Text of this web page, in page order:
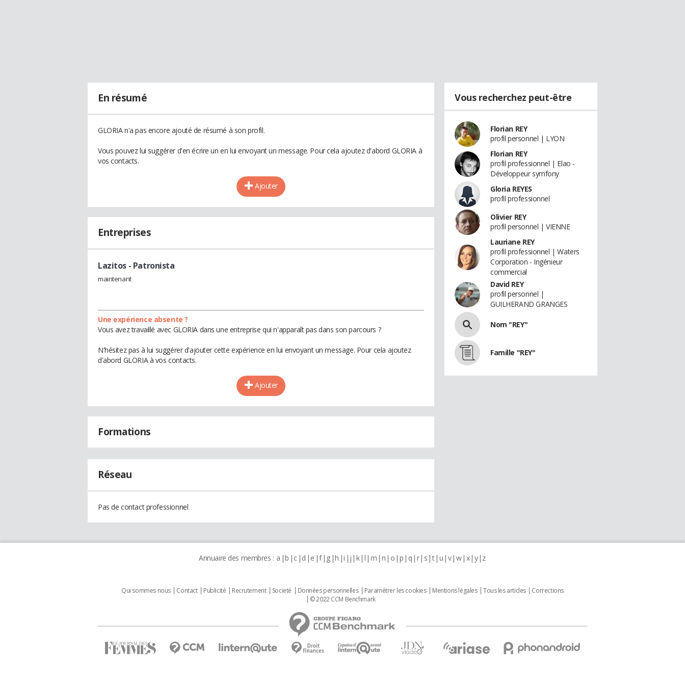
En résumé
GLORIA n'a pas encore ajouté de résumé à son profil.
Vous pouvez lui suggérer d'en écrire un en lui envoyant un message. Pour cela ajoutez d'abord GLORIA à
vos contacts.
Ajouter
Entreprises
Lazitos - Patronista
maintenant
Une expérience absente ?
Vous avez travaillé avec GLORIA dans une entreprise qui n'apparaît pas dans son parcours ?
N'hésitez pas à lui suggérer d'ajouter cette expérience en lui envoyant un message. Pour cela ajoutez
d'abord GLORIA à vos contacts.
Ajouter
Formations
Réseau
Pas de contact professionnel
Vous recherchez peut-être
Florian REY
profil personnel | LYON
Florian REY
profil professionnel | Elao -
Développeur symfony
Gloria REYES
profil professionnel
Olivier REY
profil personnel | VIENNE
Lauriane REY
profil professionnel | Waters
Corporation - Ingénieur
commercial
David REY
profil personnel |
GUILHERAND GRANGES
Nom "REY"
Famille "REY"
Annuaire des membres : a b c d e f g h i j k l m n o p q r s t u v w x y z
Qui sommes nous Contact Publicité Recrutement Societé Données personnelles Paramétrer les cookies Mentions légales Tous les articles
Corrections
© 2022 CCM Benchmark